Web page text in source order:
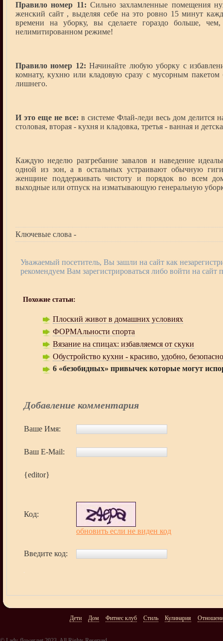
Правило номер 11: Сильно захламленные помещения
женский сайт , выделяя себе на это ровно 15 минут
времени на уборку, вы сделаете гораздо больше,
нелимитированном режиме!
Правило номер 12: Начинайте любую уборку с
комнату, кухню или кладовую сразу с мусорным пакетом
лишнего.
И это еще не все: в системе Флай-леди весь дом делится
столовая, вторая - кухня и кладовка, третья - ванная и
Каждую неделю разгребание завалов и наведение
одной из зон, а в остальных устраивают обычную
женщине поддерживать чистоту и порядок во всем
выходные или отпуск на изматывающую генеральную
Ключевые слова -
Уважаемый посетитель, Вы зашли на сайт как
рекомендуем Вам зарегистрироваться либо войти на
Похожие статьи:
Плоский живот в домашних условиях
ФОРМАльности спорта
Вязание на спицах: избавляемся от скуки
Обустройство кухни - красиво, удобно, безопасно
6 «безобидных» привычек которые могут
Добавление комментария
Ваше Имя:
Ваш E-Mail:
{editor}
Код:
обновить если не виден код
Введите код:
Дети Дом Фитнес клуб Стиль Кулинария